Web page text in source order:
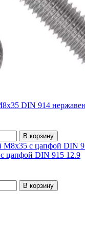
DIN 914
В корзину
цапфой DIN 915 12.9
В корзину